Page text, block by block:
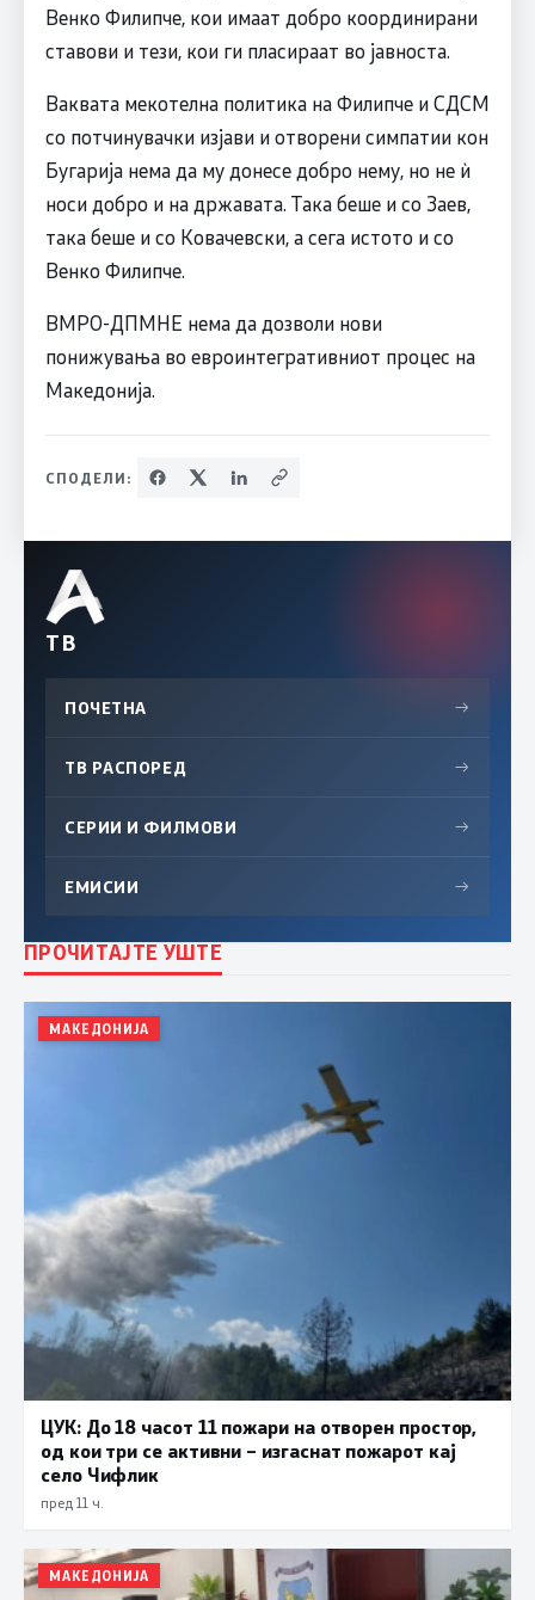
Венко Филипче, кои имаат добро координирани
ставови и тези, кои ги пласираат во јавноста.
Ваквата мекотелна политика на Филипче и СДСM
со потчинувачки изјави и отворени симпатии кон
Бугарија нема да му донесе добро нему, но не ѝ
носи добро и на државата. Така беше и со Заев,
така беше и со Ковачевски, а сега истото и со
Венко Филипче.
ВМРО-ДПМНЕ нема да дозволи нови
понижувања во евроинтегративниот процес на
Македонија.
СПОДЕЛИ:
ТВ
ПОЧЕТНА →
ТВ РАСПОРЕД →
СЕРИИ И ФИЛМОВИ →
ЕМИСИИ →
ПРОЧИТАЈТЕ УШТЕ
МАКЕДОНИЈА
ЦУК: До 18 часот 11 пожари на отворен простор,
од кои три се активни – изгаснат пожарот кај
село Чифлик
пред 11 ч.
МАКЕДОНИЈА